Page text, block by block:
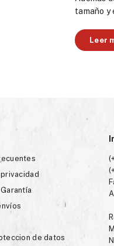
tamaño y
Leer
de datos